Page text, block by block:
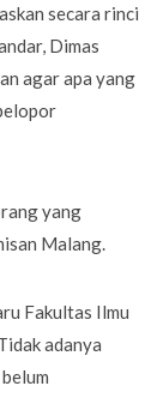
secara rinci
Dimas
agar apa yang
yang
Malang.
Fakultas Ilmu
adanya